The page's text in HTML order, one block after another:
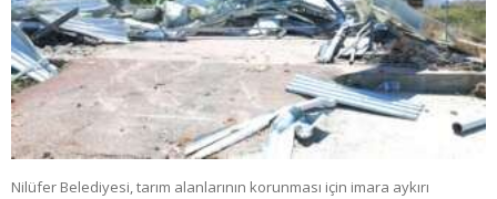
Nilüfer Belediyesi, tarım alanlarının korunması için imara aykırı